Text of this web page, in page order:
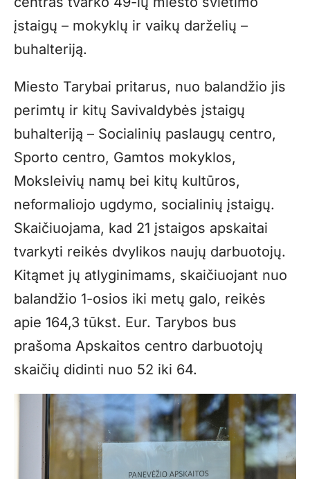
įstaigų – mokyklų ir vaikų darželių –
buhalteriją.
Miesto Tarybai pritarus, nuo balandžio jis
perimtų ir kitų Savivaldybės įstaigų
buhalteriją – Socialinių paslaugų centro,
Sporto centro, Gamtos mokyklos,
Moksleivių namų bei kitų kultūros,
neformaliojo ugdymo, socialinių įstaigų.
Skaičiuojama, kad 21 įstaigos apskaitai
tvarkyti reikės dvylikos naujų darbuotojų.
Kitąmet jų atlyginimams, skaičiuojant nuo
balandžio 1-osios iki metų galo, reikės
apie 164,3 tūkst. Eur. Tarybos bus
prašoma Apskaitos centro darbuotojų
skaičių didinti nuo 52 iki 64.